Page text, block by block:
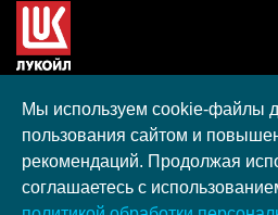
гранта, полученного в рамках
культурных проектов ПАО
Калининградской
Согласие на обработку
Разработка, поддержка и
Мы используем cookie-файлы
пользования сайтом и
рекомендаций. Продолжая
соглашаетесь с